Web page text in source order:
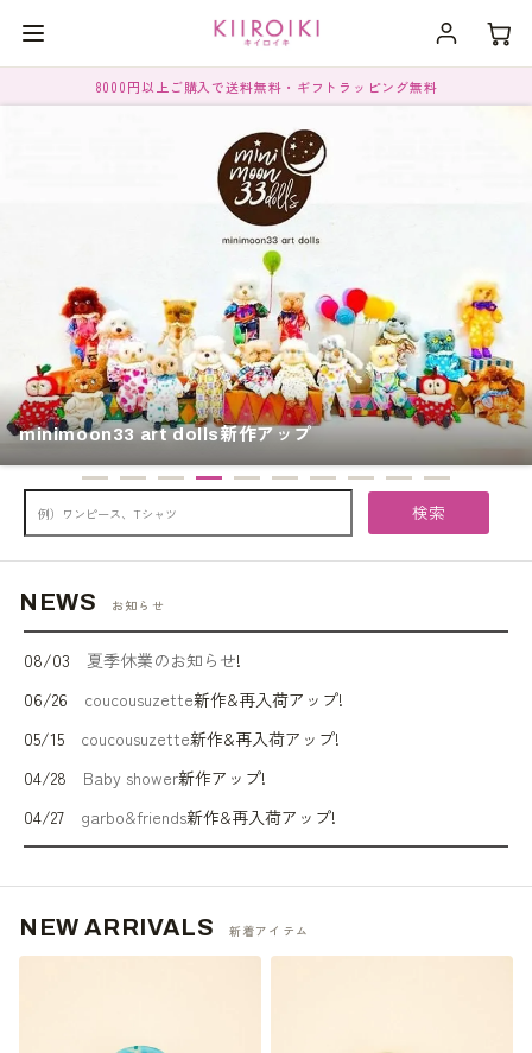
8000円以上ご購入で送料無料・ギフトラッピング無料
minimoon33 art dolls新作アップ
検索
NEWS お知らせ
08/03 夏季休業のお知らせ!
06/26 coucousuzette新作&再入荷アップ!
05/15 coucousuzette新作&再入荷アップ!
04/28 Baby shower新作アップ!
04/27 garbo&friends新作&再入荷アップ!
NEW ARRIVALS 新着アイテム